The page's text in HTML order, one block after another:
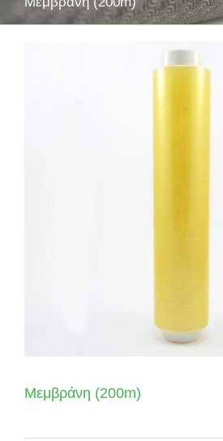
Μεμβράνη (200m)